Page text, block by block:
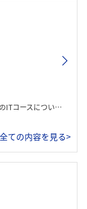
プワークを行い、全体の前で発表を行う。最後に社員座談会を行う。
全ての内容を見る>